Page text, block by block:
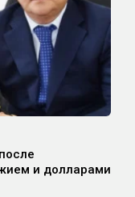
и долларами